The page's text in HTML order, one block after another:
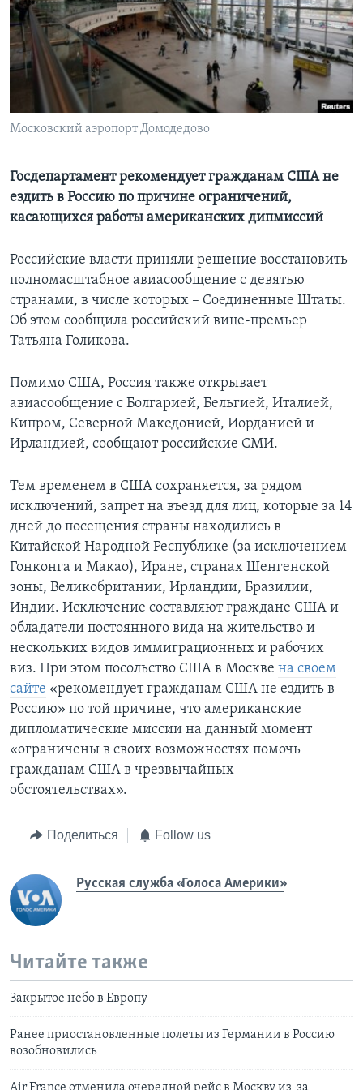
Learning English
СОЦИАЛЬНЫЕ СЕТИ
Московский аэропорт Домодедово
Госдепартамент рекомендует гражданам США не
ездить в Россию по причине ограничений,
касающихся работы американских дипмиссий
Российские власти приняли решение восстановить
полномасштабное авиасообщение с девятью
странами, в числе которых – Соединенные Штаты.
Об этом сообщила российский вице-премьер
Татьяна Голикова.
Помимо США, Россия также открывает
авиасообщение с Болгарией, Бельгией, Италией,
Кипром, Северной Македонией, Иорданией и
Ирландией, сообщают российские СМИ.
Тем временем в США сохраняется, за рядом
исключений, запрет на въезд для лиц, которые за 14
дней до посещения страны находились в
Китайской Народной Республике (за исключением
Гонконга и Макао), Иране, странах Шенгенской
зоны, Великобритании, Ирландии, Бразилии,
Индии. Исключение составляют граждане США и
обладатели постоянного вида на жительство и
нескольких видов иммиграционных и рабочих
виз. При этом посольство США в Москве на своем
сайте «рекомендует гражданам США не ездить в
Россию» по той причине, что американские
дипломатические миссии на данный момент
«ограничены в своих возможностях помочь
гражданам США в чрезвычайных
обстоятельствах».
Поделиться Follow us
Русская служба «Голоса Америки»
Читайте также
Закрытое небо в Европу
Ранее приостановленные полеты из Германии в Россию
возобновились